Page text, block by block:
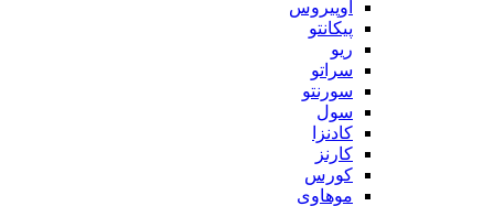
اوپیروس
پیکانتو
ریو
سراتو
سورنتو
سول
کادنزا
کارنز
کورس
موهاوی